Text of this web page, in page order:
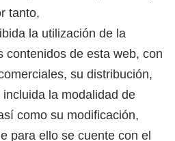
tanto,
la utilización de la
contenidos de esta web, con
su distribución,
la modalidad de
como su modificación,
para ello se cuente con el